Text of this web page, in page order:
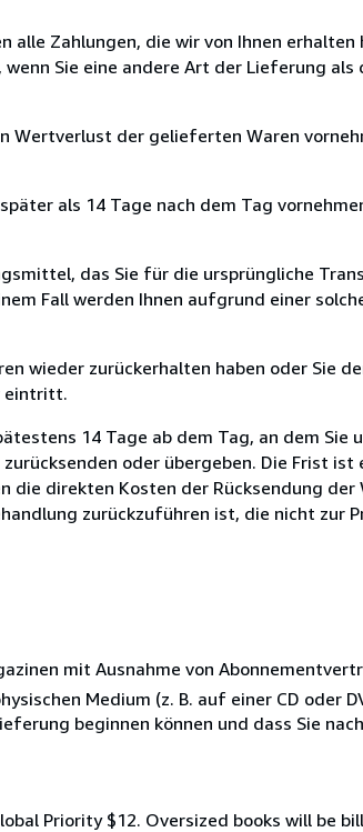
Zahlungen, die wir von Ihnen
Sie eine andere Art der Lieferung
Wertverlust der gelieferten Waren
als 14 Tage nach dem Tag
das Sie für die ursprüngliche
Fall werden Ihnen aufgrund einer
wieder zurückerhalten haben oder Sie
eintritt.
14 Tage ab dem Tag, an dem
oder übergeben. Die Frist
die direkten Kosten der Rücksendung
zurückzuführen ist, die nicht zur
mit Ausnahme von
Medium (z. B. auf einer CD oder
beginnen können und dass Sie
Priority $12. Oversized books will be